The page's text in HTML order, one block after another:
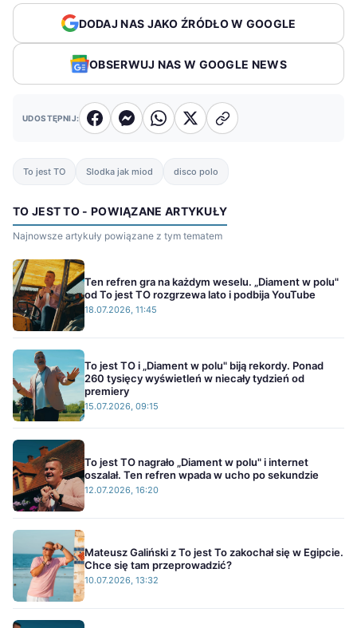
DODAJ NAS JAKO ŹRÓDŁO W GOOGLE
OBSERWUJ NAS W GOOGLE NEWS
UDOSTĘPNIJ:
To jest TO Slodka jak miod disco polo
TO JEST TO - POWIĄZANE ARTYKUŁY
Najnowsze artykuły powiązane z tym tematem
Ten refren gra na każdym weselu. „Diament w polu"
od To jest TO rozgrzewa lato i podbija YouTube
18.07.2026, 11:45
To jest TO i „Diament w polu" biją rekordy. Ponad
260 tysięcy wyświetleń w niecały tydzień od
premiery
15.07.2026, 09:15
To jest TO nagrało „Diament w polu" i internet
oszalał. Ten refren wpada w ucho po sekundzie
12.07.2026, 16:20
Mateusz Galiński z To jest To zakochał się w Egipcie.
Chce się tam przeprowadzić?
10.07.2026, 13:32